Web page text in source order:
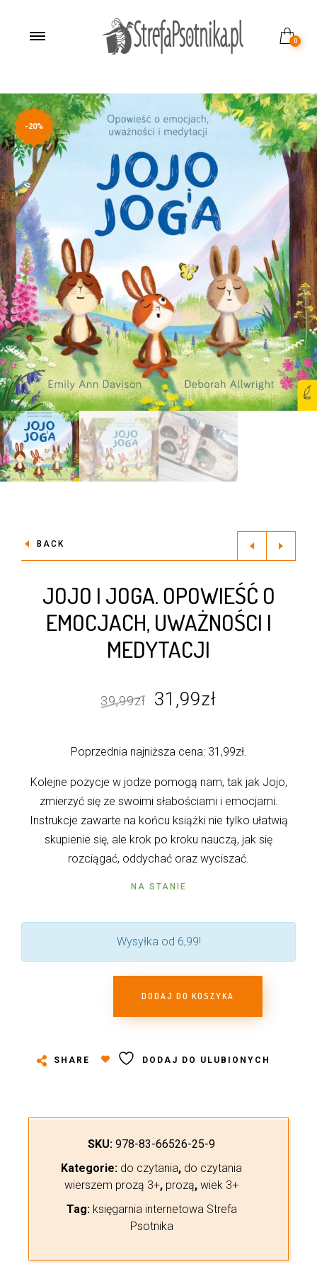
0
-20%
BACK
JOJO I JOGA. OPOWIEŚĆ O
EMOCJACH, UWAŻNOŚCI I
MEDYTACJI
39,99zł
Pierwotna
wynosiła:
39,99zł.
31,99zł
wynosi:
31,99zł.
Poprzednia najniższa cena: 31,99zł.
Kolejne pozycje w jodze pomogą nam, tak jak Jojo,
zmierzyć się ze swoimi słabościami i emocjami.
Instrukcje zawarte na końcu książki nie tylko ułatwią
skupienie się, ale krok po kroku nauczą, jak się
rozciągać, oddychać oraz wyciszać.
NA STANIE
Wysyłka od 6,99!
DODAJ DO KOSZYKA
SHARE DODAJ DO ULUBIONYCH
SKU: 978-83-66526-25-9
Kategorie: do czytania, do czytania
wierszem prozą 3+, prozą, wiek 3+
Tag: księgarnia internetowa Strefa
Psotnika